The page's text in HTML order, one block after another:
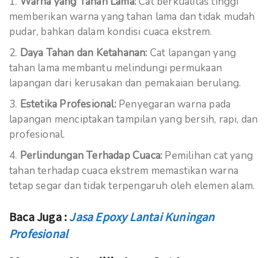
memberikan warna yang tahan lama dan tidak mudah
pudar, bahkan dalam kondisi cuaca ekstrem.
Daya Tahan dan Ketahanan: Cat lapangan yang
tahan lama membantu melindungi permukaan
lapangan dari kerusakan dan pemakaian berulang.
Estetika Profesional:Penyegaran warna pada
lapangan menciptakan tampilan yang bersih, rapi, dan
profesional.
Perlindungan Terhadap Cuaca: Pemilihan cat yang
tahan terhadap cuaca ekstrem memastikan warna
tetap segar dan tidak terpengaruh oleh elemen alam.
Baca Juga : Jasa Epoxy Lantai Kuningan
Profesional